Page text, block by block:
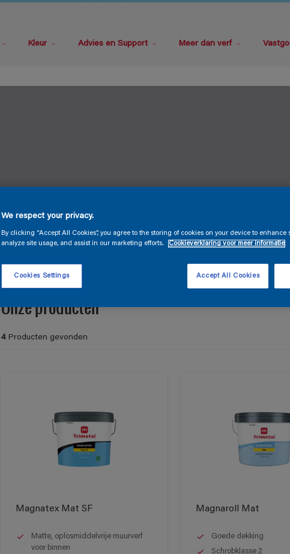
Kleur Advies en Support Meer dan verf
Onze producten
4 Producten gevonden
Magnatex Mat SF
Matte, oplosmiddelvrije muurverf
voor binnen
Magnaroll Mat
Goede dekking
Schrobklasse 2
We respect your privacy.
By clicking “Accept All Cookies”, you agree to the storing of cookies on your device to enhance
analyze site usage, and assist in our marketing efforts.
Cookieverklaring voor meer informatie
Cookies Settings Accept All Cookies